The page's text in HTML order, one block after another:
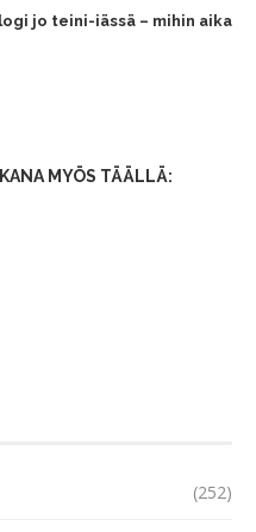
jo teini-iässä – mihin aika
MYÖS TÄÄLLÄ:
(252)